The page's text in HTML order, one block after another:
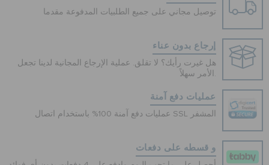
توصيل مجاني على جميع الطلبيات المدفوعة مقدما
إرجاع بدون عناء
هل غيرت رأيك؟ لا تقلق. عملية الإرجاع المجانية لدينا تجعل
عمليات دفع آمنة
عمليات دفع آمنة 100% باستخدام اتصال SSL المشفر
و قسطه على دفعات